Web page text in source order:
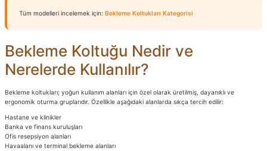
Sandalye
Tüm modelleri incelemek için: Bekleme Koltukları Kategorisi
Bekleme Koltuğu Nedir ve
Nerelerde Kullanılır?
Bekleme koltukları; yoğun kullanım alanları için özel olarak üretilmiş, dayanıklı ve
ergonomik oturma gruplarıdır. Özellikle aşağıdaki alanlarda sıkça tercih edilir:
Hastane ve klinikler
Banka ve finans kuruluşları
Ofis resepsiyon alanları
Havaalanı ve terminal bekleme alanları